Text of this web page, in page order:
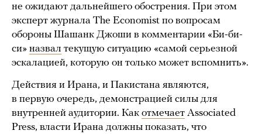
не ожидают дальнейшего обострения. При этом
эксперт журнала The Economist по вопросам
обороны Шашанк Джоши в комментарии «Би-би-
си» назвал текущую ситуацию «самой серьезной
эскалацией, которую он только может вспомнить».
Действия и Ирана, и Пакистана являются,
в первую очередь, демонстрацией силы для
внутренней аудитории. Как отмечает Associated
Press, власти Ирана должны показать, что